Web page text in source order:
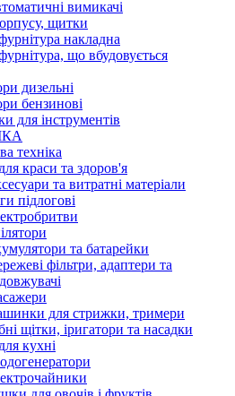
вимикачі
щитки
накладна
що вбудовується
дизельні
бензинові
для інструментів
техніка
краси та здоров'я
та витратні матеріали
підлогові
та батарейки
фільтри, адаптери та
для стрижки, тримери
щітки, іригатори та насадки
кухні